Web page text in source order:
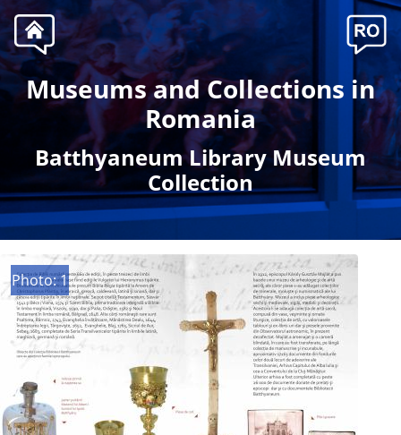
Museums and Collections in
Romania
Batthyaneum Library Museum
Collection
Photo: 1